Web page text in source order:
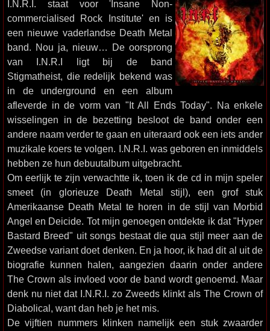
I.N.R.I. staat voor 'Insane Non-
commercialised Rock Institute' en is
een nieuwe vaderlandse Death Metal
band. Nou ja, nieuw… De oorsprong
van I.N.R.I ligt bij de band
Stigmatheist, die redelijk bekend was
in de underground en een album
afleverde in de vorm van "It All Ends Today". Na enkele
wisselingen in de bezetting besloot de band onder een
andere naam verder te gaan en uiteraard ook een iets ander
muzikale koers te volgen. I.N.R.I. was geboren en inmiddels
hebben ze hun debuutalbum uitgebracht.
Om eerlijk te zijn verwachtte ik, toen ik de cd in mijn speler
smeet (in glorieuze Death Metal stijl), een grof stuk
Amerikaanse Death Metal te horen in de stijl van Morbid
Angel en Deicide. Tot mijn genoegen ontdekte ik dat "Hyper
Bastard Breed" uit songs bestaat die qua stijl meer aan de
Zweedse variant doet denken. En ja hoor, ik had dit al uit de
biografie kunnen halen, aangezien daarin onder andere
The Crown als invloed voor de band wordt genoemd. Maar
denk nu niet dat I.N.R.I. zo Zweeds klinkt als The Crown of
Diabolical, want dan heb je het mis.
De vijftien nummers klinken namelijk een stuk zwaarder